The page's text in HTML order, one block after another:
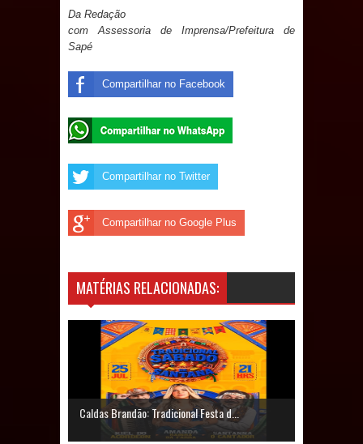
débitos históricos
inscrições para Programa CNH
Social; veja documentação
Da Redação
com Assessoria de Imprensa/Prefeitura de
Sapé
Compartilhar no Facebook
Compartilhar no Twitter
Compartilhar no Google Plus
MATÉRIAS RELACIONADAS:
Caldas Brandão: Tradicional Festa d...